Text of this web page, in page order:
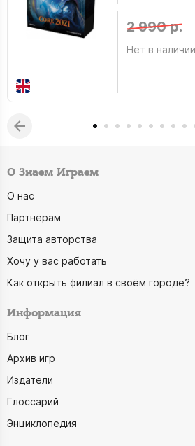
2 990 р.
Нет в наличии
О Знаем Играем
О нас
Партнёрам
Защита авторства
Хочу у вас работать
Как открыть филиал в своём городе?
Информация
Блог
Архив игр
Издатели
Глоссарий
Энциклопедия